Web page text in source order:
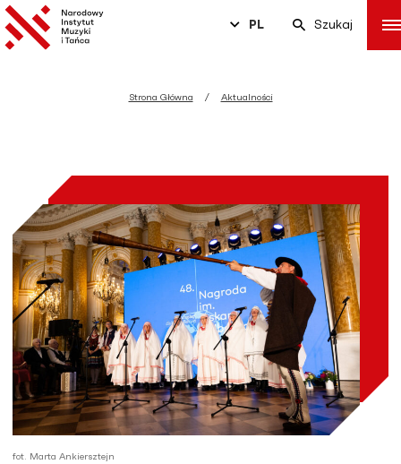
PL Szukaj
Strona Główna Aktualności
fot. Marta Ankiersztejn